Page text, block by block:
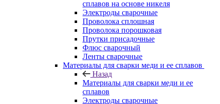
сплавов на основе никеля
Электроды сварочные
Проволока сплошная
Проволока порошковая
Прутки присадочные
Флюс сварочный
Ленты сварочные
Материалы для сварки меди и ее сплавов
Назад
Материалы для сварки меди и ее
сплавов
Электроды сварочные